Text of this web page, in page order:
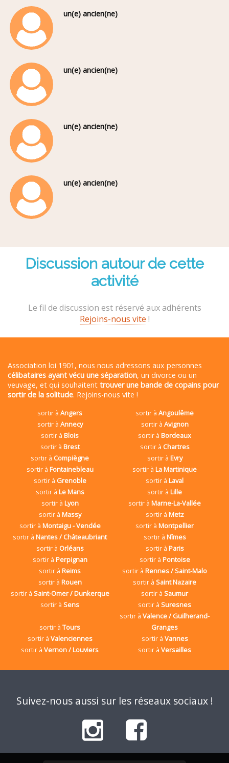
un(e) ancien(ne)
un(e) ancien(ne)
un(e) ancien(ne)
un(e) ancien(ne)
Discussion autour de cette
activité
Le fil de discussion est réservé aux adhérents
Rejoins-nous vite !
Association loi 1901, nous nous adressons aux personnes
célibataires ayant vécu une séparation, un divorce ou un
veuvage, et qui souhaitent trouver une bande de copains pour
sortir de la solitude. Rejoins-nous vite !
sortir àAngers sortir àAngoulême
sortir à Annecy sortir à Avignon
sortir àBlois sortir àBordeaux
sortir à Brest sortir à Chartres
sortir à Compiègne sortir à Evry
sortir à Fontainebleau sortir àLa Martinique
sortir à Grenoble sortir àLaval
sortir à Le Mans sortir àLille
sortir à Lyon sortir àMarne-La-Vallée
sortir à Massy sortir à Metz
sortir à Montaigu - Vendée sortir àMontpellier
sortir àNantes / Châteaubriant sortir à Nîmes
sortir à Orléans sortir à Paris
sortir à Perpignan sortir à Pontoise
sortir àReims sortir àRennes / Saint-Malo
sortir à Rouen sortir àSaint Nazaire
sortir à Saint-Omer / Dunkerque sortir àSaumur
sortir àSens sortir àSuresnes
sortir àTours
sortir àValence / Guilherand-
Granges
sortir à Valenciennes sortir à Vannes
sortir àVernon / Louviers sortir àVersailles
Suivez-nous aussi sur les réseaux sociaux !